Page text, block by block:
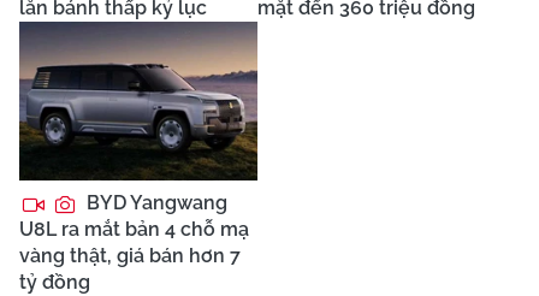
lăn bánh thấp kỷ lục
mặt đến 360 triệu đồng
BYD Yangwang
U8L ra mắt bản 4 chỗ mạ
vàng thật, giá bán hơn 7
tỷ đồng